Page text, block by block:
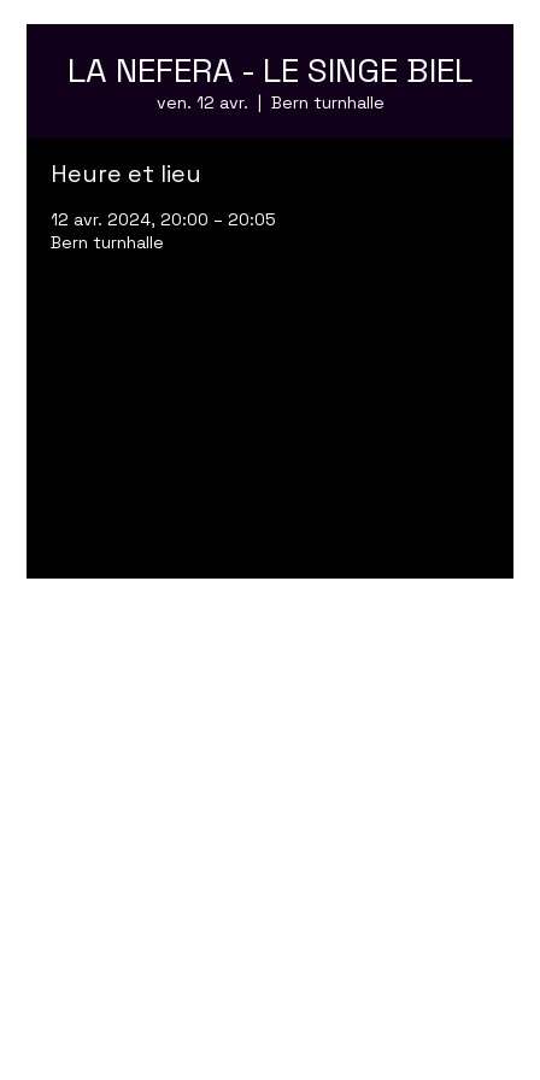
LA NEFERA - LE SINGE BIEL
ven. 12 avr.
  |
Bern turnhalle
Heure et lieu
12 avr. 2024, 20:00 – 20:05
Bern turnhalle